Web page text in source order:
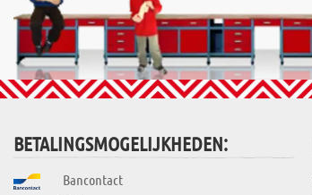
BETALINGSMOGELIJKHEDEN:
Bancontact